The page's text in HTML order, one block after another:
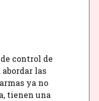
control de
abordar las
ya no
tienen una